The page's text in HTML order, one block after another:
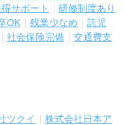
サポート
研修制度あり
OK 残業少なめ
託児
社会保険完備
交通費支
ツクイ
株式会社日本ア